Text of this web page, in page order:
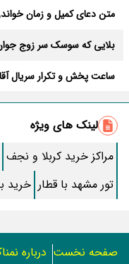
متن دعای کمیل و زمان
بلایی که سوسک سر زوج
ساعت پخش و تکرار سریال
طرز تهیه سالاد ماکارونی
طرز تهیه پاستا با سس
جواب کامل اسم فامیل با “س”
ماه قرمز نشانه آخر دنیا در
جملات زیبا برای بهترین پدر
لینک های ویژه
مراکز خرید کربلا و نجف
تور مشهد با قطار خرید
صفحه نخست درباره